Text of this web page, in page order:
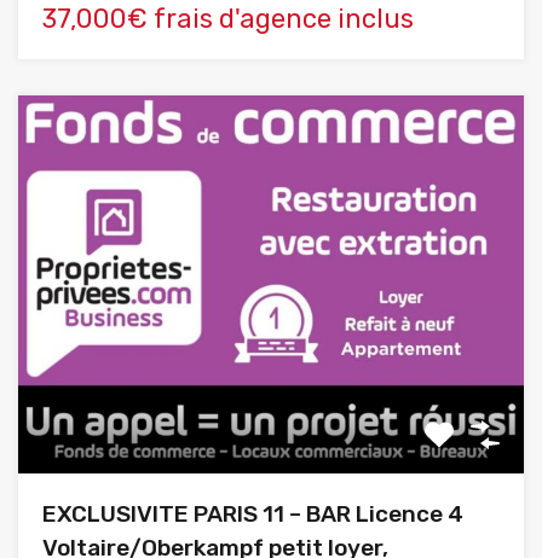
37,000€ frais d'agence inclus
EXCLUSIVITE PARIS 11 – BAR Licence 4
Voltaire/Oberkampf petit loyer,